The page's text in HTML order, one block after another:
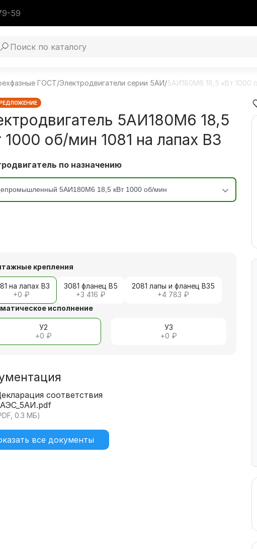
59
ГОСТ/Электродвигатели серии 5АИ/5АИ180M6 18,5 кВт 1000
5АИ180M6 18,5
1000 об/мин 1081 на лапах В3
по назначению
крепления
на лапах В3
+0 ₽
3081 фланец В5
+3 416 ₽
2081 лапы и фланец В35
+4 783 ₽
исполнение
У2
+0 ₽
У3
+0 ₽
соответствия
0.3 МБ)
все документы